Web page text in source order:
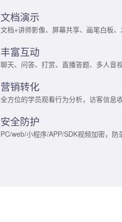
文档演示
文档+讲师影像、屏幕共享、画笔白板
丰富互动
聊天、问答、打赏、直播答题、多人音
营销转化
全方位的学员观看行为分析，访客信息
安全防护
PC/web/小程序/APP/SDK视频加密，